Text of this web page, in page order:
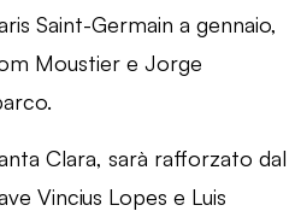
Saint-Germain a gennaio,
Moustier e Jorge
Clara, sarà rafforzato dal
Vincius Lopes e Luis